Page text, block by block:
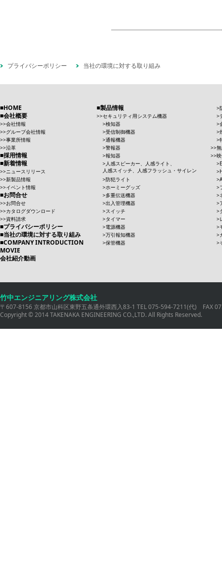
プライバシーポリシー 当社の環境に対する取り組み
HOME
会社概要
会社情報
グループ会社情報
事業所情報
沿革
採用情報
新着情報
ニュースリリース
新製品情報
イベント情報
お問合せ
お問合せ
カタログダウンロード
資料請求
プライバシーポリシー
当社の環境に対する取り組み
COMPANY INTRODUCTION
MOVIE
会社紹介動画
製品情報
セキュリティ用システム機器
検知器
受信制御機器
通報機器
警報器
報知器
人感スピーカー、人感ライト、
人感スイッチ、人感フラッシュ・サイレン
防犯ライト
ホーミーグッズ
多重伝送機器
出入管理機器
スイッチ
タイマー
電源機器
万引報知機器
保管機器
竹中エンジニアリング株式会社
〒607-8156 京都市山科区東野五条通外環西入83-1 TEL 075-594-7211(代) FAX
Copyright © 2014 TAKENAKA ENGINEERING CO.,LTD. All Rights Reserved.